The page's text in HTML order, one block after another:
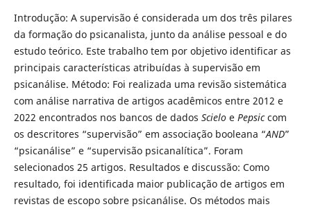
Introdução: A supervisão é considerada um dos três pilares
da formação do psicanalista, junto da análise pessoal e do
estudo teórico. Este trabalho tem por objetivo identificar as
principais características atribuídas à supervisão em
psicanálise. Método: Foi realizada uma revisão sistemática
com análise narrativa de artigos acadêmicos entre 2012 e
2022 encontrados nos bancos de dados Scieloe Pepsiccom
os descritores “supervisão” em associação booleana “AND”
“psicanálise” e “supervisão psicanalítica”. Foram
selecionados 25 artigos. Resultados e discussão: Como
resultado, foi identificada maior publicação de artigos em
revistas de escopo sobre psicanálise. Os métodos mais